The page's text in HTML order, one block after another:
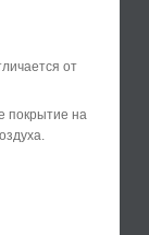
от
покрытие на